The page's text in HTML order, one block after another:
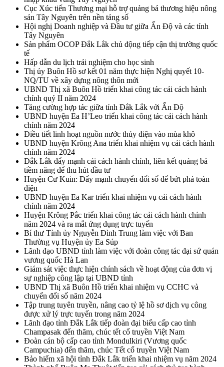
Cục Xúc tiến Thương mại hỗ trợ quảng bá thương hiệu nông
sản Tây Nguyên trên nền tảng số
Hội nghị Doanh nghiệp và Đầu tư giữa Ấn Độ và các tỉnh
Tây Nguyên
Sản phẩm OCOP Đắk Lắk chủ động tiếp cận thị trường quốc
tế
Hấp dẫn du lịch trải nghiệm cho học sinh
Thị ủy Buôn Hồ sơ kết 01 năm thực hiện Nghị quyết 10-
NQ/TU về xây dựng nông thôn mới
UBND Thị xã Buôn Hồ triển khai công tác cải cách hành
chính quý II năm 2024
Tăng cường hợp tác giữa tỉnh Đắk Lắk với Ấn Độ
UBND huyện Ea H’Leo triển khai công tác cải cách hành
chính năm 2024
Điều tiết linh hoạt nguồn nước thủy điện vào mùa khô
UBND huyện Krông Ana triển khai nhiệm vụ cải cách hành
chính năm 2024
Đắk Lắk đẩy mạnh cải cách hành chính, liên kết quảng bá
tiềm năng để thu hút đầu tư
Huyện Cư Kuin: Đẩy mạnh chuyển đổi số để bứt phá toàn
diện
UBND huyện Ea Kar triển khai nhiệm vụ cải cách hành
chính năm 2024
Huyện Krông Pắc triển khai công tác cải cách hành chính
năm 2024 và ra mắt ứng dụng trực tuyến
Bí thư Tỉnh ủy Nguyễn Đình Trung làm việc với Ban
Thường vụ Huyện ủy Ea Súp
Lãnh đạo UBND tỉnh làm việc với đoàn công tác đại sứ quán
vương quốc Hà Lan
Giám sát việc thực hiện chính sách về hoạt động của đơn vị
sự nghiệp công lập tại UBND tỉnh
UBND Thị xã Buôn Hồ triển khai nhiệm vụ CCHC và
chuyển đổi số năm 2024
Tập trung tuyên truyền, nâng cao tỷ lệ hồ sơ dịch vụ công
được xử lý trực tuyến trong năm 2024
Lãnh đạo tỉnh Đắk Lắk tiếp đoàn đại biểu cấp cao tỉnh
Champasak đến thăm, chúc tết cổ truyền Việt Nam
Đoàn cán bộ cấp cao tỉnh Mondulkiri (Vương quốc
Campuchia) đến thăm, chúc Tết cổ truyền Việt Nam
Bảo hiểm xã hội tỉnh Đắk Lắk triển khai nhiệm vụ năm 2024